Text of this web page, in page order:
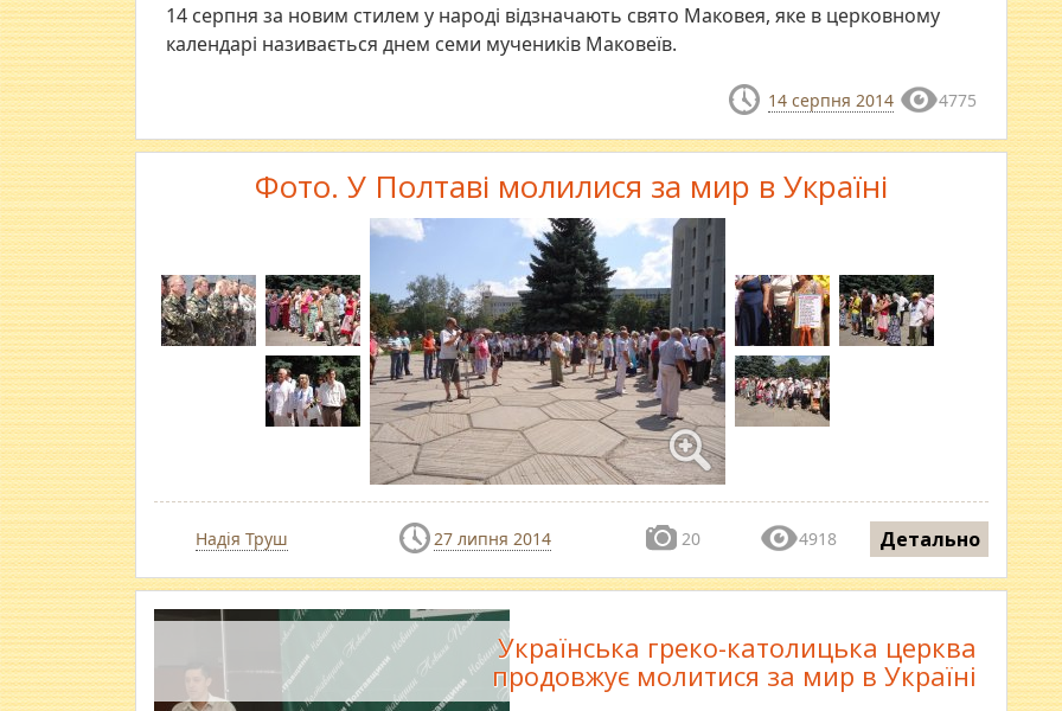
14 серпня за новим стилем у народі відзначають свято Маковея, яке в церковному
календарі називається днем семи мучеників Маковеїв.
14 серпня 2014 4775
Фото. У Полтаві молилися за мир в Україні
Надія Труш 27 липня 2014 20 4918 Детально
Українська греко-католицька церква
продовжує молитися за мир в Україні